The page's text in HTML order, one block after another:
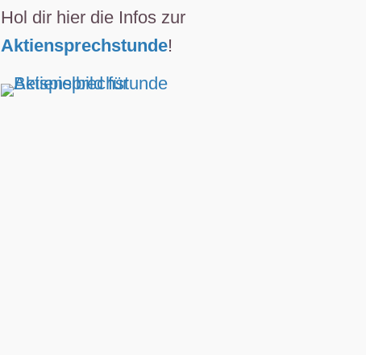
Hol dir hier die Infos zur
Aktiensprechstunde!